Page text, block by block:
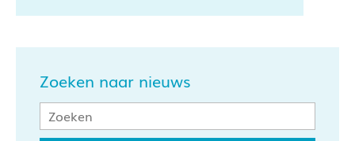
Zoeken naar nieuws